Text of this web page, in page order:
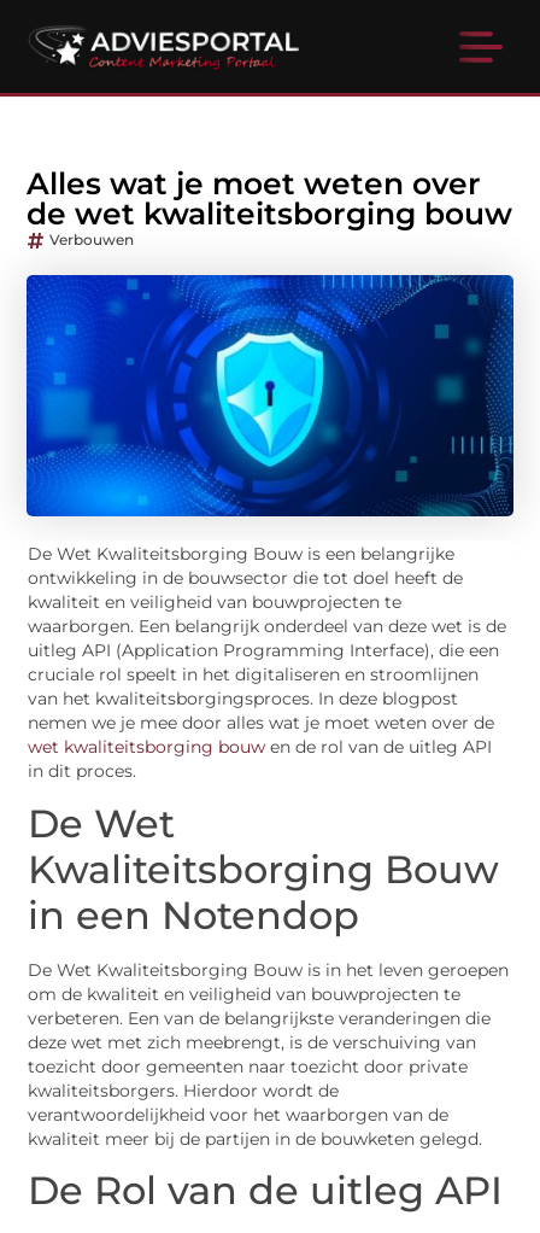
Alles wat je moet weten over
de wet kwaliteitsborging bouw
Verbouwen
De Wet Kwaliteitsborging Bouw is een belangrijke
ontwikkeling in de bouwsector die tot doel heeft de
kwaliteit en veiligheid van bouwprojecten te
waarborgen. Een belangrijk onderdeel van deze wet is de
uitleg API (Application Programming Interface), die een
cruciale rol speelt in het digitaliseren en stroomlijnen
van het kwaliteitsborgingsproces. In deze blogpost
nemen we je mee door alles wat je moet weten over de
wet kwaliteitsborging bouw en de rol van de uitleg API
in dit proces.
De Wet
Kwaliteitsborging Bouw
in een Notendop
De Wet Kwaliteitsborging Bouw is in het leven geroepen
om de kwaliteit en veiligheid van bouwprojecten te
verbeteren. Een van de belangrijkste veranderingen die
deze wet met zich meebrengt, is de verschuiving van
toezicht door gemeenten naar toezicht door private
kwaliteitsborgers. Hierdoor wordt de
verantwoordelijkheid voor het waarborgen van de
kwaliteit meer bij de partijen in de bouwketen gelegd.
De Rol van de uitleg API